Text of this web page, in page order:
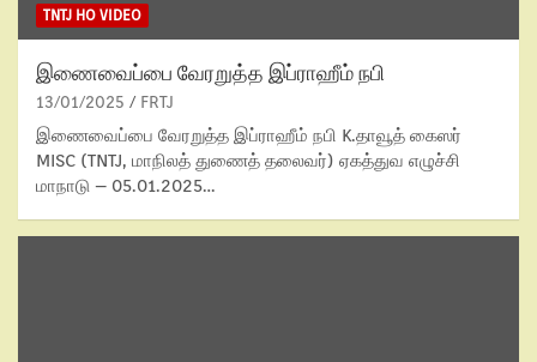
TNTJ HO VIDEO
இணைவைப்பை வேரறுத்த இப்ராஹீம் நபி
13/01/2025 FRTJ
இணைவைப்பை வேரறுத்த இப்ராஹீம் நபி K.தாவூத் கைஸர்
MISC (TNTJ, மாநிலத் துணைத் தலைவர்) ஏகத்துவ எழுச்சி
மாநாடு – 05.01.2025…